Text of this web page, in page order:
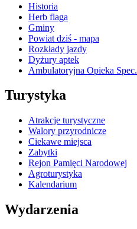
Historia
Herb flaga
Gminy
Powiat dziś - mapa
Rozkłady jazdy
Dyżury aptek
Ambulatoryjna Opieka Spec.
Turystyka
Atrakcje turystyczne
Walory przyrodnicze
Ciekawe miejsca
Zabytki
Rejon Pamięci Narodowej
Agroturystyka
Kalendarium
Wydarzenia